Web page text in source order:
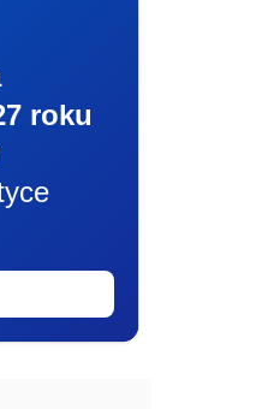
roku